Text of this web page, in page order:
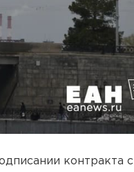
контракта с